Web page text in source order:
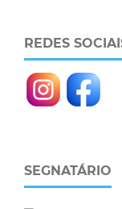
REDES
SEGNATÁRIO